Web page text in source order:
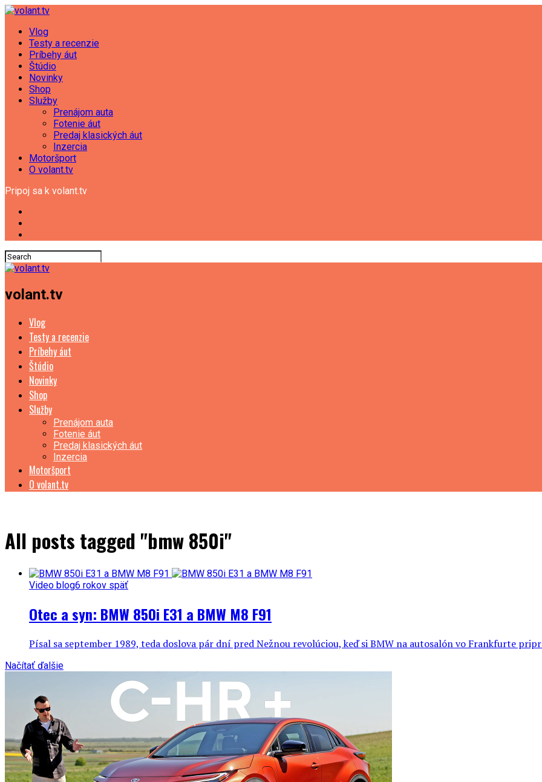
Vlog
Testy a recenzie
Príbehy áut
Štúdio
Novinky
Shop
Služby
Prenájom auta
Fotenie áut
Predaj klasických áut
Inzercia
Motoršport
O volant.tv
Pripoj sa k volant.tv
volant.tv
Vlog
Testy a recenzie
Príbehy áut
Štúdio
Novinky
Shop
Služby
Prenájom auta
Fotenie áut
Predaj klasických áut
Inzercia
Motoršport
O volant.tv
All posts tagged "bmw 850i"
Video blog6 rokov späť
Otec a syn: BMW 850i E31 a BMW M8 F91
Písal sa september 1989, teda doslova pár dní pred Nežnou revolúciou, keď si BMW na autosalón vo Frankfurte
Načítať ďalšie